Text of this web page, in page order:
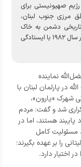
صهیونیستی برای
مرزی جنوب لبنان،
دشمن به خاک
لبنان صورت می‌گیرد که پیش‌تر نیز این طمع‌ها در سال ۱۹۸۲ با ایستادگی
نماینده
در پارلمان لبنان با
شهرک «یارون»،
شد و گفت: مردم
هستند، اما در
مسئولیت کامل
را بر عهده بگیرند؛
اختیار دارد.